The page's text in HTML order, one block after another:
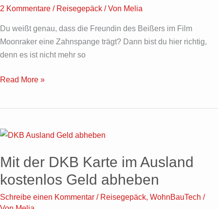
2 Kommentare / Reisegepäck / Von Melia
Du weißt genau, dass die Freundin des Beißers im Film
Moonraker eine Zahnspange trägt? Dann bist du hier richtig,
denn es ist nicht mehr so
Read More »
Mit der DKB Karte im Ausland
kostenlos Geld abheben
Schreibe einen Kommentar / Reisegepäck, WohnBauTech /
Mit
DKB
Karte
im
Ausland